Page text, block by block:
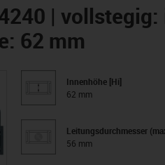
|
62 mm
Innenhöhe [Hi]
62 mm
Leitungsdurchmesser
56 mm